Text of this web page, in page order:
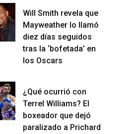
Will Smith revela que
Mayweather lo llamó
diez días seguidos
tras la ‘bofetada’ en
los Oscars
¿Qué ocurrió con
Terrel Williams? El
boxeador que dejó
paralizado a Prichard